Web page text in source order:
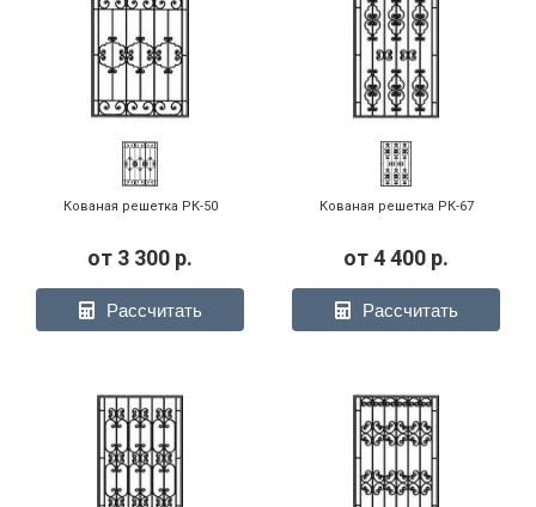
Кованая решетка РК-50
от 3 300 р.
Рассчитать
Кованая решетка РК-67
от4 400 р.
Рассчитать